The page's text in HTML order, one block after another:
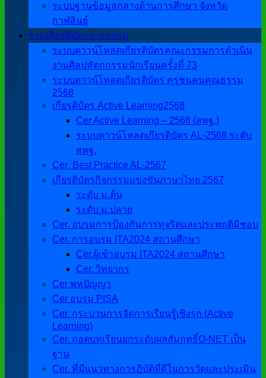
ระบบฐานข้อมูลกลางด้านการศึกษา จังหวัด
กาฬสินธุ์
รวมเกียรติบัตรการอบรม
ระบบดาวน์โหลดเกียรติบัตรคณะกรรมการดำเนิน
งานศิลปหัตถกรรมนักเรียนครั้งที่ 73
ระบบดาวน์โหลดเกียรติบัตร คุรุชนคนคุณธรรม
2568
เกียรติบัตร Active Learning2568
Cer Active Learning – 2568 (สพฐ.)
ระบบดาวน์โหลดเกียรติบัตร AL-2568 ระดับ
สพฐ.
Cer ฺ Best Practice AL-2567
เกียรติบัตรกิจกรรมแข่งขันภาษาไทย 2567
ระดับ ม.ต้น
ระดับ ม.ปลาย
Cer. อบรมการป้องกันการทุจริตและประพฤติมิชอบ
Cer. การอบรม ITA2024 สถานศึกษา
Cer.ผู้เข้าอบรม ITA2024 สถานศึกษา
Cer. วิทยากร
Cer พหุปัญญา
Cer อบรม PISA
Cer. กระบวนการจัดการเรียนรู้เชิงรุก (Active
Learning)
Cer. ถอดบทเรียนยกระดับผลสัมฤทธิ์O-NET เป็น
ฐาน
Cer. ที่มีแนวทางการฏิบัติที่ดีในการวัดและประเมิน